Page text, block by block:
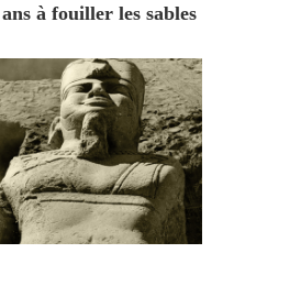
à fouiller les sables